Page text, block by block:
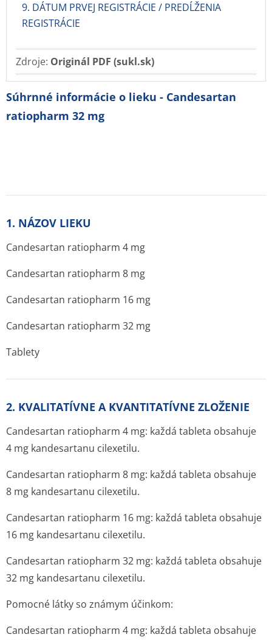
9. DÁTUM PRVEJ REGISTRÁCIE / PREDĹŽENIA
REGISTRÁCIE
Zdroje: Originál PDF (sukl.sk)
Súhrnné informácie o lieku - Candesartan
ratiopharm 32 mg
1. NÁZOV LIEKU
Candesartan ratiopharm 4 mg
Candesartan ratiopharm 8 mg
Candesartan ratiopharm 16 mg
Candesartan ratiopharm 32 mg
Tablety
2. KVALITATÍVNE A KVANTITATÍVNE ZLOŽENIE
Candesartan ratiopharm 4 mg: každá tableta obsahuje
4 mg kandesartanu cilexetilu.
Candesartan ratiopharm 8 mg: každá tableta obsahuje
8 mg kandesartanu cilexetilu.
Candesartan ratiopharm 16 mg: každá tableta obsahuje
16 mg kandesartanu cilexetilu.
Candesartan ratiopharm 32 mg: každá tableta obsahuje
32 mg kandesartanu cilexetilu.
Pomocné látky so známym účinkom:
Candesartan ratiopharm 4 mg: každá tableta obsahuje